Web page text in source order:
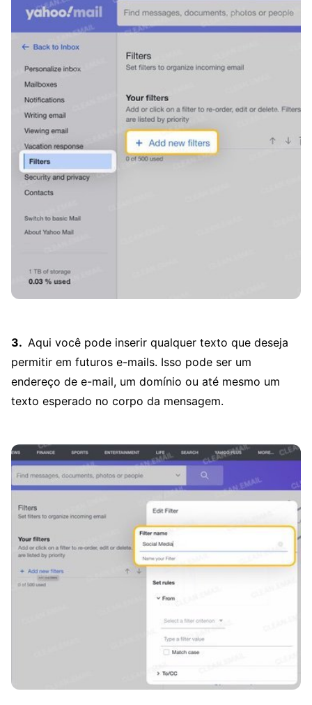
Aqui você pode inserir qualquer texto que deseja
permitir em futuros e-mails. Isso pode ser um
endereço de e-mail, um domínio ou até mesmo um
texto esperado no corpo da mensagem.